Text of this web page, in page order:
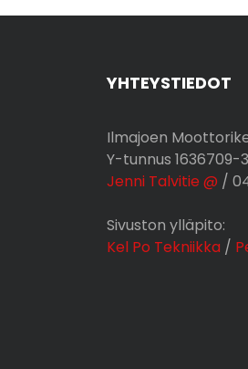
YHTEYSTIEDOT
Ilmajoen
Y-tunnus 1636709-3
Jenni Talvitie @ /
Sivuston ylläpito:
Kel Po Tekniikka /